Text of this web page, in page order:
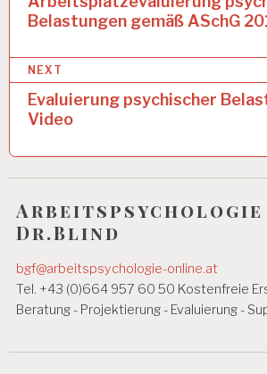
C
S
C
H
E
S
T
N
G
r
g
s
n
a
v
i
g
Belastungen gemäß ASchG
NEXT
Evaluierung psychischer
Video
Arbeitspsychologie
Dr.Blind
bgf@arbeitspsychologie-online.at
Tel. +43 (0)664 957 60 50 Kostenfreie
Beratung - Projektierung - Evaluierung -